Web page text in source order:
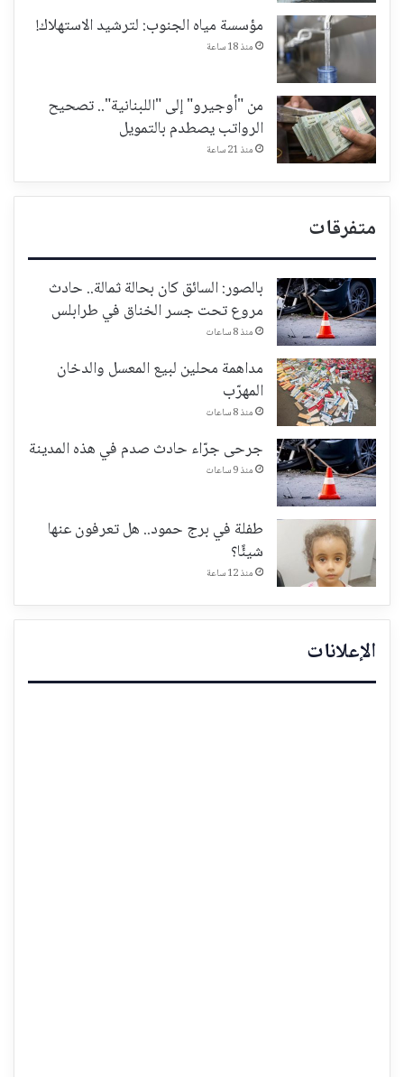
مؤسسة مياه الجنوب: لترشيد الاستهلاك!
منذ 18 ساعة
من "أوجيرو" إلى "اللبنانية".. تصحيح
الرواتب يصطدم بالتمويل
منذ 21 ساعة
متفرقات
بالصور: السائق كان بحالة ثمالة.. حادث
مروع تحت جسر الخناق في طرابلس
منذ 8 ساعات
مداهمة محلين لبيع المعسل والدخان
المهرّب
منذ 8 ساعات
جرحى جرّاء حادث صدم في هذه المدينة
منذ 9 ساعات
طفلة في برج حمود.. هل تعرفون عنها
شيئًا؟
منذ 12 ساعة
الإعلانات